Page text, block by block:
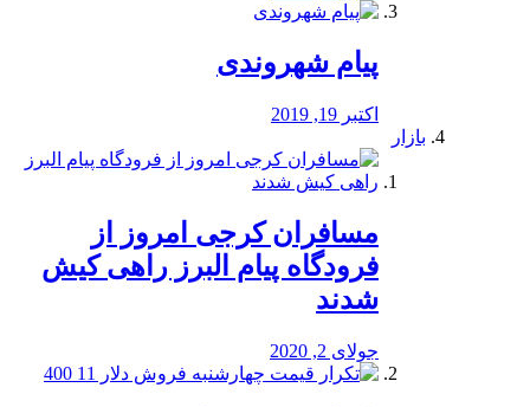
پیام شهروندی
اکتبر 19, 2019
بازار
مسافران کرجی امروز از
فرودگاه پیام البرز راهی کیش
شدند
جولای 2, 2020